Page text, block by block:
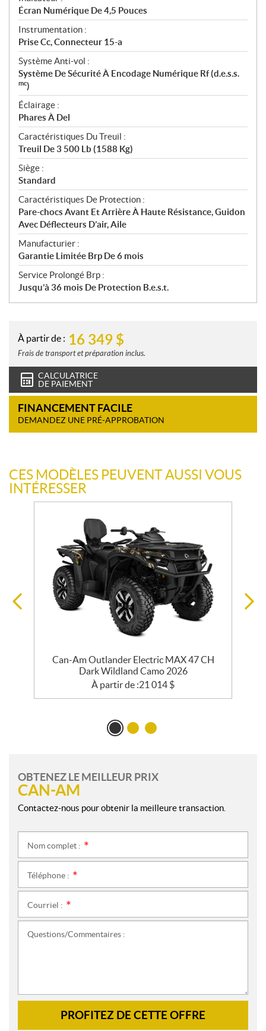
Écran Numérique De 4,5 Pouces
Instrumentation :
Prise Cc, Connecteur 15-a
Système Anti-vol :
Système De Sécurité À Encodage Numérique Rf (d.e.s.s.
mc)
Éclairage :
Phares À Del
Caractéristiques Du Treuil :
Treuil De 3 500 Lb (1588 Kg)
Siège :
Standard
Caractéristiques De Protection :
Pare-chocs Avant Et Arrière À Haute Résistance, Guidon
Avec Déflecteurs D’air, Aile
Manufacturier :
Garantie Limitée Brp De 6 mois
Service Prolongé Brp :
Jusqu’à 36 mois De Protection B.e.s.t.
À partir de : 16 349 $
Frais de transport et préparation inclus.
CALCULATRICE
DE PAIEMENT
FINANCEMENT FACILE
DEMANDEZ UNE PRÉ-APPROBATION
CES MODÈLES PEUVENT AUSSI VOUS
INTÉRESSER
Can-Am Outlander Electric MAX 47 CH
Dark Wildland Camo 2026
À partir de :21 014 $
OBTENEZ LE MEILLEUR PRIX
CAN-AM
Contactez-nous pour obtenir la meilleure transaction.
Nom complet :
Téléphone :
Courriel :
Questions/Commentaires :
PROFITEZ DE CETTE OFFRE